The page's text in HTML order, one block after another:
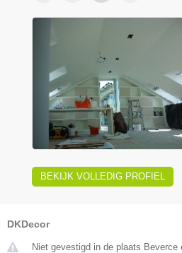
BEKIJK VOLLEDIG PROFIEL
DKDecor
Niet gevestigd in de plaats Beverce